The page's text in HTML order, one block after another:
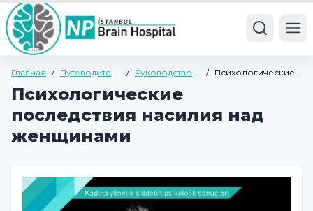
Главная / Путеводитель
/ Руководство
психиатрии
/
Психологические
Психологические
последствия насилия над
женщинами